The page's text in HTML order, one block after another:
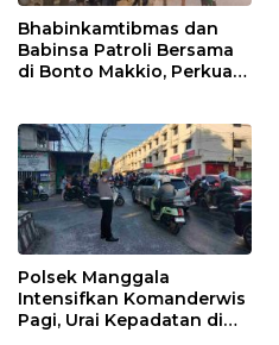
Bhabinkamtibmas dan
Babinsa Patroli Bersama
di Bonto Makkio, Perkuat
Polsek Manggala
Intensifkan Komanderwis
Pagi, Urai Kepadatan di